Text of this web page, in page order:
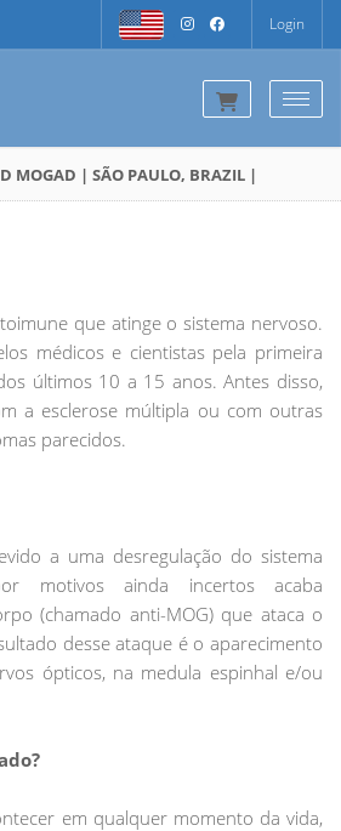
Login
MOGAD | SÃO PAULO, BRAZIL |
que atinge o sistema nervoso.
médicos e cientistas pela primeira
últimos 10 a 15 anos. Antes disso,
a esclerose múltipla ou com outras
parecidos.
a uma desregulação do sistema
motivos ainda incertos acaba
(chamado anti-MOG) que ataca o
desse ataque é o aparecimento
ópticos, na medula espinhal e/ou
em qualquer momento da vida,